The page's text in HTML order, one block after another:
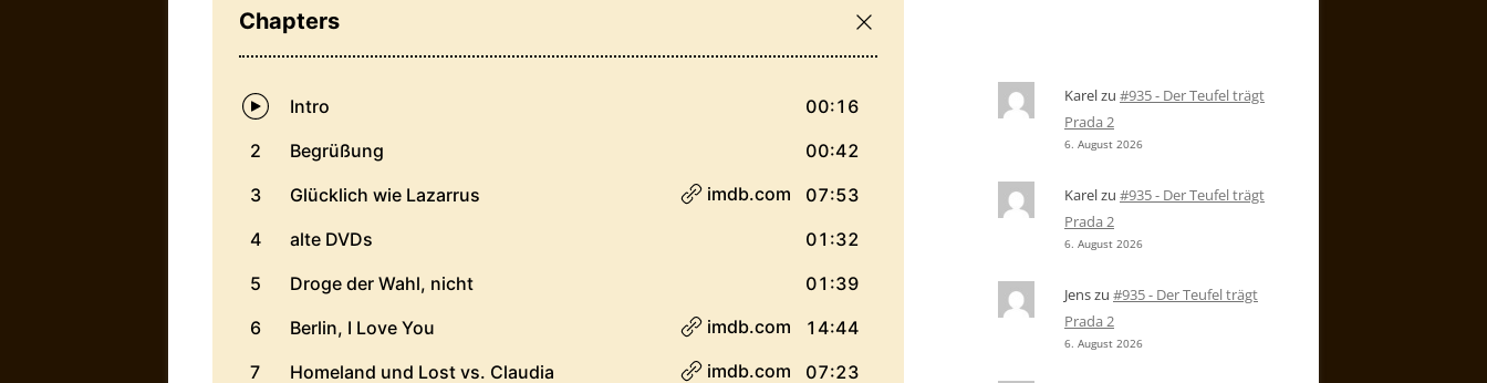
Karelzu #935 - Der Teufel trägt
Prada 2
6. August 2026
Karelzu #935 - Der Teufel trägt
Prada 2
6. August 2026
Jenszu #935 - Der Teufel trägt
Prada 2
6. August 2026